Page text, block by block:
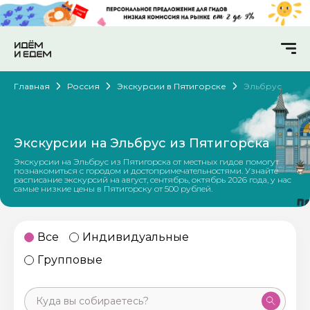
Главная Россия Экскурсии в Пятигорске Эльбрус
Экскурсии на Эльбрус из Пятигорска
Экскурсии на Эльбрус из Пятигорска от местных гидов помогут
познакомиться с городом и достопримечательностями. Узнайте
расписание экскурсий на август, сентябрь, октябрь 2026 года, у нас
самые низкие цены в Пятигорску от 500 рублей.
Все
Индивидуальные
Групповые